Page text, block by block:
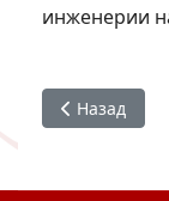
инженерии
Назад